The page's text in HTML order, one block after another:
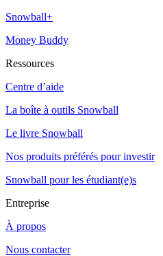
Snowball+
Money Buddy
Ressources
Centre d’aide
La boîte à outils Snowball
Le livre Snowball
Nos produits préférés pour investir
Snowball pour les étudiant(e)s
Entreprise
À propos
Nous contacter